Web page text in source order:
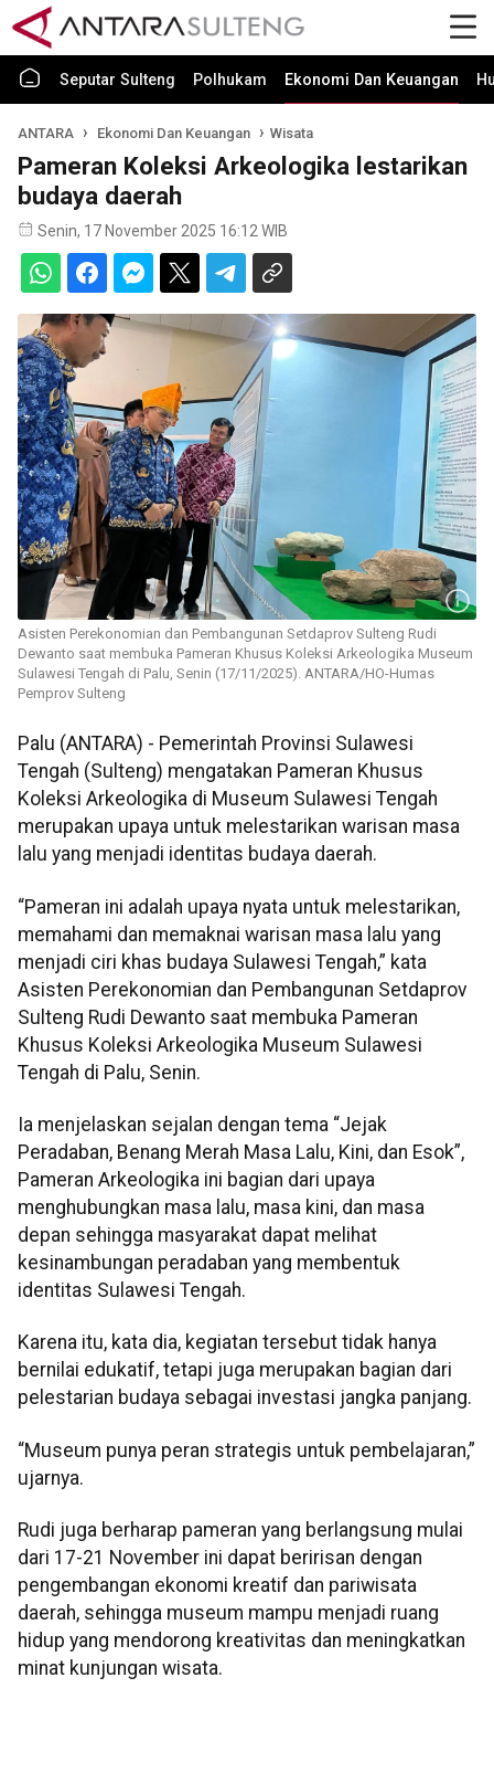
Seputar Sulteng Polhukam Ekonomi Dan Keuangan
ANTARA Ekonomi Dan Keuangan Wisata
Pameran Koleksi Arkeologika lestarikan
budaya daerah
Senin, 17 November 2025 16:12 WIB
Asisten Perekonomian dan Pembangunan Setdaprov Sulteng Rudi
Dewanto saat membuka Pameran Khusus Koleksi Arkeologika Museum
Sulawesi Tengah di Palu, Senin (17/11/2025). ANTARA/HO-Humas
Pemprov Sulteng
Palu (ANTARA) - Pemerintah Provinsi Sulawesi
Tengah (Sulteng) mengatakan Pameran Khusus
Koleksi Arkeologika di Museum Sulawesi Tengah
merupakan upaya untuk melestarikan warisan masa
lalu yang menjadi identitas budaya daerah.
“Pameran ini adalah upaya nyata untuk melestarikan,
memahami dan memaknai warisan masa lalu yang
menjadi ciri khas budaya Sulawesi Tengah,” kata
Asisten Perekonomian dan Pembangunan Setdaprov
Sulteng Rudi Dewanto saat membuka Pameran
Khusus Koleksi Arkeologika Museum Sulawesi
Tengah di Palu, Senin.
Ia menjelaskan sejalan dengan tema “Jejak
Peradaban, Benang Merah Masa Lalu, Kini, dan Esok”,
Pameran Arkeologika ini bagian dari upaya
menghubungkan masa lalu, masa kini, dan masa
depan sehingga masyarakat dapat melihat
kesinambungan peradaban yang membentuk
identitas Sulawesi Tengah.
Karena itu, kata dia, kegiatan tersebut tidak hanya
bernilai edukatif, tetapi juga merupakan bagian dari
pelestarian budaya sebagai investasi jangka panjang.
“Museum punya peran strategis untuk pembelajaran,”
ujarnya.
Rudi juga berharap pameran yang berlangsung mulai
dari 17-21 November ini dapat beririsan dengan
pengembangan ekonomi kreatif dan pariwisata
daerah, sehingga museum mampu menjadi ruang
hidup yang mendorong kreativitas dan meningkatkan
minat kunjungan wisata.